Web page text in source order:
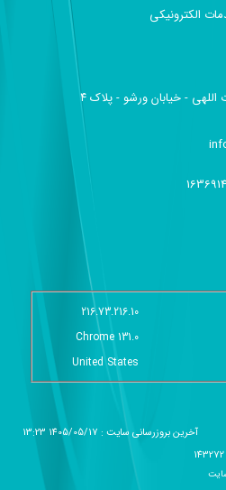
الکترونیکی
- خیابان ورشو - پلاک ۴
216.73.216.10
Chrome 131.0
United States
آخرین بروزرسانی سایت : 1405/05/17 13:23
143272